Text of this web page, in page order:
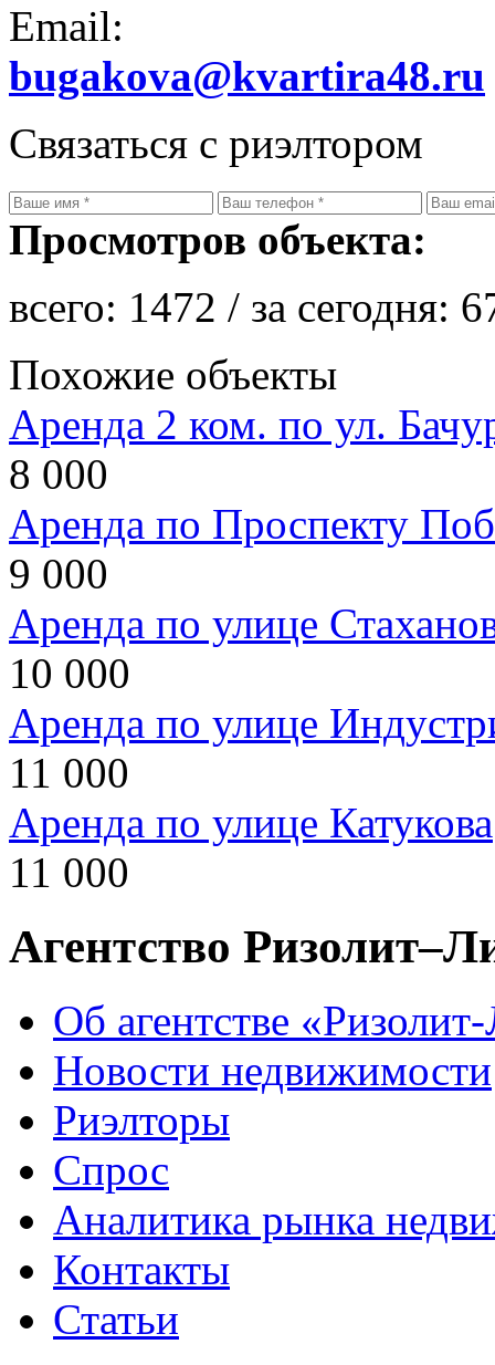
Email:
bugakova@kvartira48.ru
Связаться с риэлтором
Просмотров объекта:
всего: 1472 / за сегодня:
Похожие объекты
Аренда 2 ком. по ул.
8 000
Аренда по Проспекту
9 000
Аренда по улице
10 000
Аренда по улице
11 000
Аренда по улице Катукова
11 000
Агентство
Об агентстве
Новости недвижимости
Риэлторы
Спрос
Аналитика рынка
Контакты
Статьи